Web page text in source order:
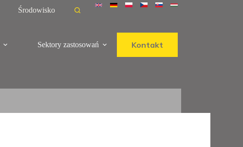
Środowisko
Sektory zastosowań Kontakt